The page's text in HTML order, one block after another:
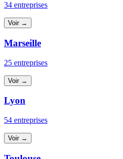
34 entreprises
Voir →
Marseille
25 entreprises
Voir →
Lyon
54 entreprises
Voir →